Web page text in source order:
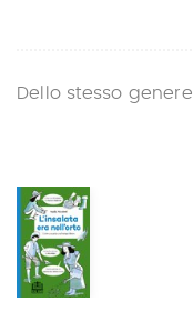
Dello stesso genere